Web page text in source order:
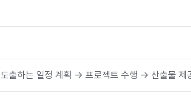
하는 일정 계획 → 프로젝트 수행 → 산출물 제